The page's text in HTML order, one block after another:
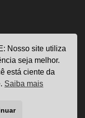
Nosso site utiliza
seja melhor.
está ciente da
Saiba mais